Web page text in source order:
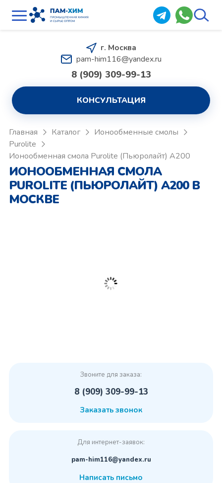
г. Москва
pam-him116@yandex.ru
8 (909) 309-99-13
КОНСУЛЬТАЦИЯ
Главная Каталог
Ионообменные смолы
Purolite
Ионообменная смола Purolite (Пьюролайт) A200
ИОНООБМЕННАЯ СМОЛА
PUROLITE (ПЬЮРОЛАЙТ) A200 В
МОСКВЕ
Звоните для заказа:
8 (909) 309-99-13
Заказать звонок
Для интернет-заявок:
pam-him116@yandex.ru
Написать письмо